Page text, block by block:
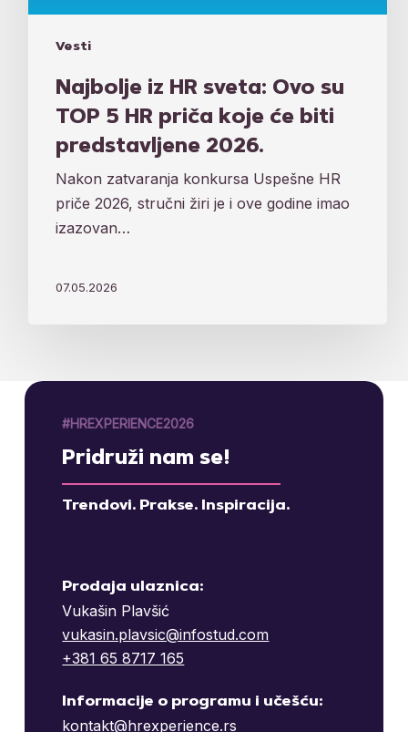
Vesti
Najbolje iz HR sveta: Ovo su
TOP 5 HR priča koje će biti
predstavljene 2026.
Nakon zatvaranja konkursa Uspešne HR
priče 2026, stručni žiri je i ove godine imao
izazovan…
07.05.2026
#HREXPERIENCE2026
Pridruži nam se!
Trendovi. Prakse. Inspiracija.
Prodaja ulaznica:
Vukašin Plavšić
vukasin.plavsic@infostud.com
+381 65 8717 165
Informacije o programu i učešću:
kontakt@hrexperience.rs